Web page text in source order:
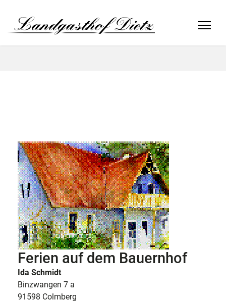
Ferien auf dem Bauernhof
Ida Schmidt
Binzwangen 7 a
91598 Colmberg